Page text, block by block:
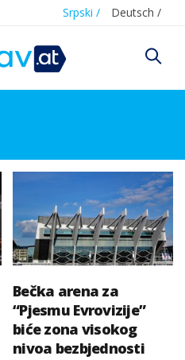
Srpski / Deutsch /
Bečka arena za
“Pjesmu Evrovizije”
biće zona visokog
nivoa bezbjednosti